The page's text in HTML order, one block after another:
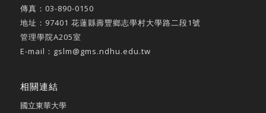
傳真：03-890-0150
地址： 97401 花蓮縣壽豐鄉志學村大學路二段1號
管理學院A205室
E-mail： gslm@gms.ndhu.edu.tw
相關連結
國立東華大學